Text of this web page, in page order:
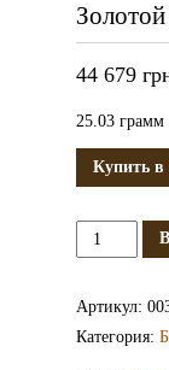
44 679
25.03 грамм
Купить в
Количество
Золотой
Артикул:
Категория: